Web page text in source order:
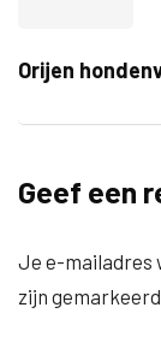
Orijen
Geef een
Je e-mailadres
zijn